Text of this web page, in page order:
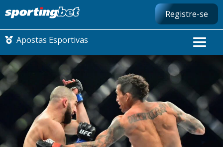
Registre-se
Apostas Esportivas
CONMEBOL LIBERTADORES
FUTEBOL NACIONAL
FUTEBOL INTERNACIONAL